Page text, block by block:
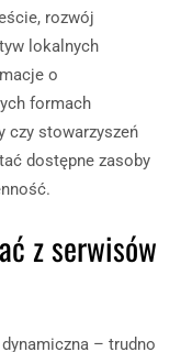
rozwój
lokalnych
o
formach
czy stowarzyszeń
dostępne zasoby
z serwisów
– trudno